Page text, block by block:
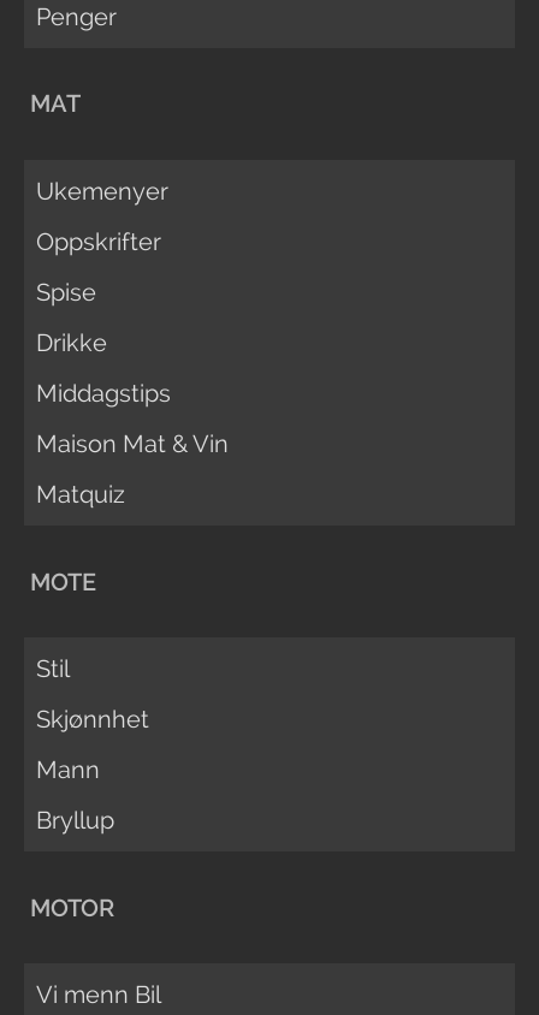
Penger
MAT
Ukemenyer
Oppskrifter
Spise
Drikke
Middagstips
Maison Mat & Vin
Matquiz
MOTE
Stil
Skjønnhet
Mann
Bryllup
MOTOR
Vi menn Bil